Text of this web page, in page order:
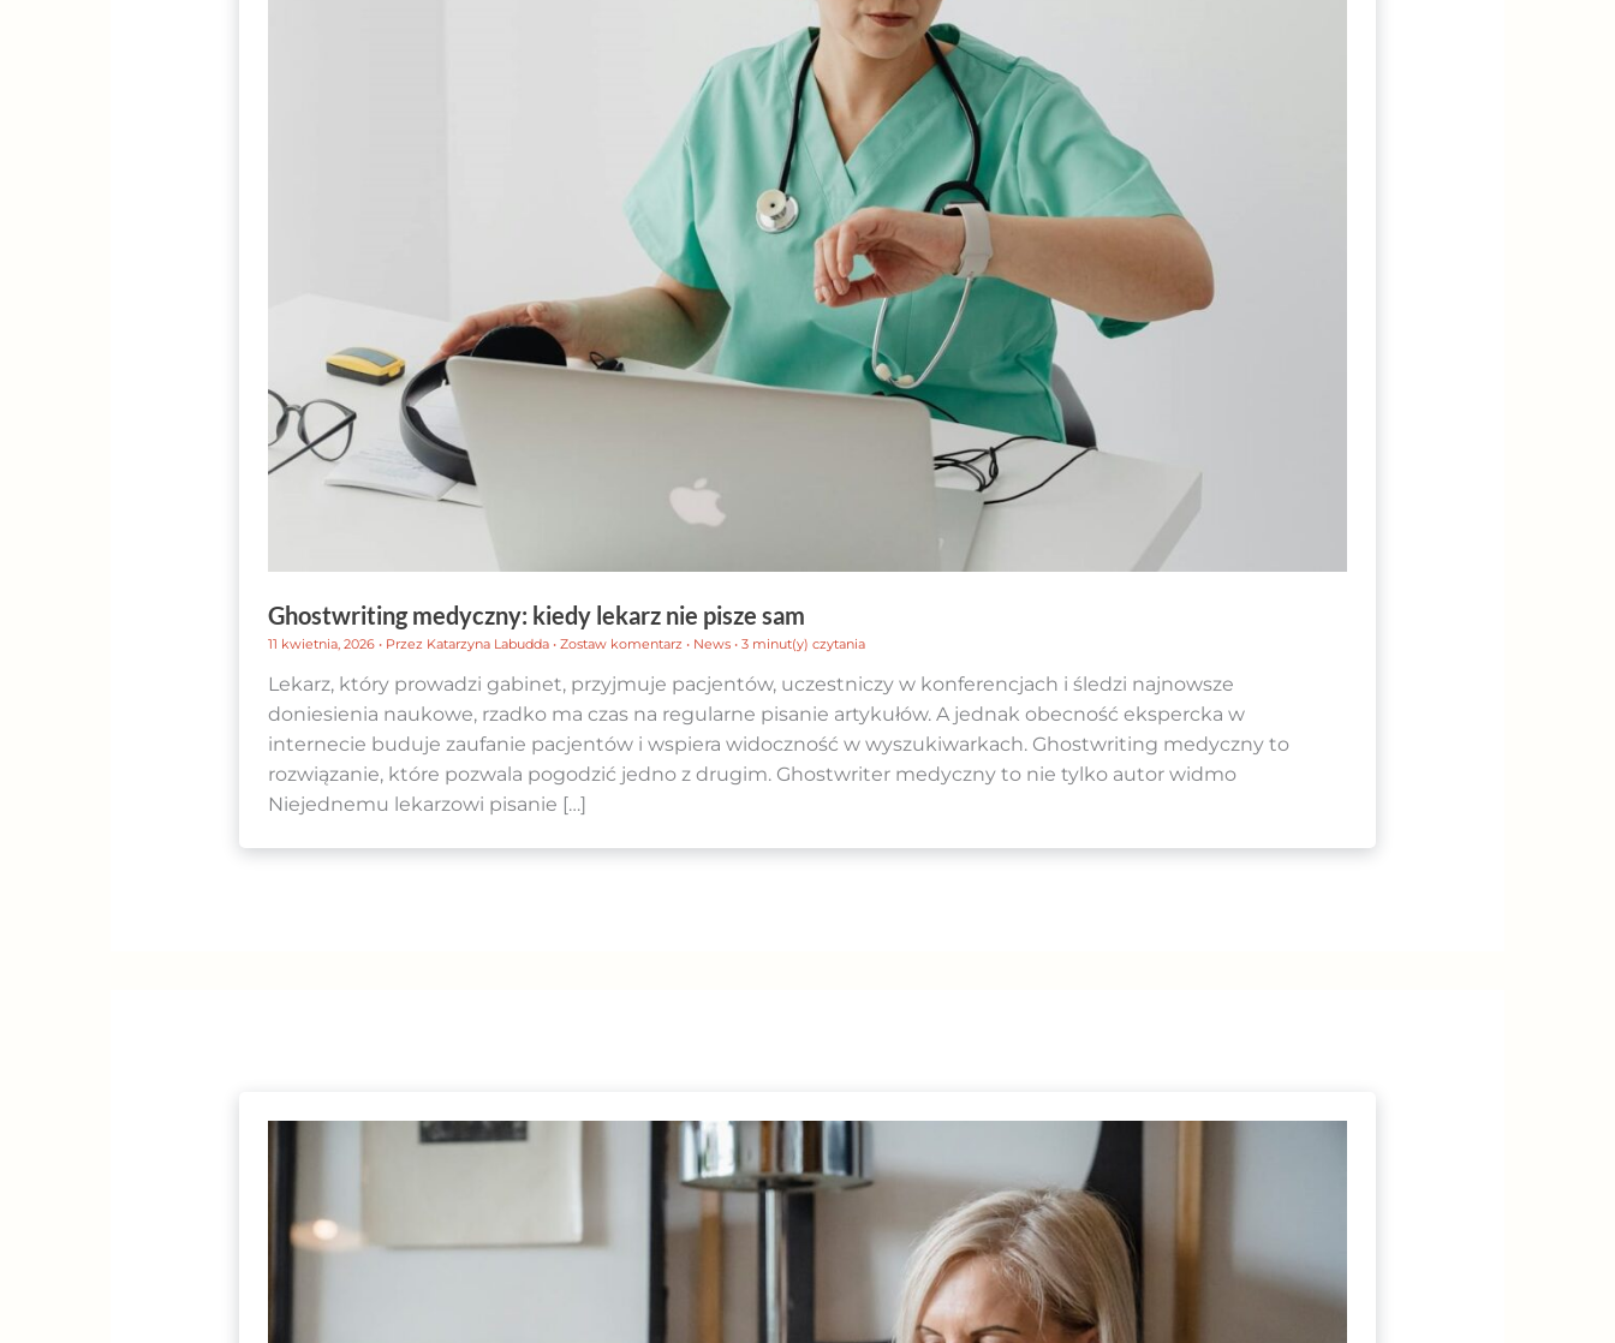
Ghostwriting medyczny: kiedy lekarz nie pisze sam
11 kwietnia, 2026 • Przez Katarzyna Labudda • Zostaw komentarz • News• 3 minut(y) czytania
Lekarz, który prowadzi gabinet, przyjmuje pacjentów, uczestniczy w konferencjach i śledzi najnowsze
doniesienia naukowe, rzadko ma czas na regularne pisanie artykułów. A jednak obecność ekspercka w
internecie buduje zaufanie pacjentów i wspiera widoczność w wyszukiwarkach. Ghostwriting medyczny to
rozwiązanie, które pozwala pogodzić jedno z drugim. Ghostwriter medyczny to nie tylko autor widmo
Niejednemu lekarzowi pisanie […]